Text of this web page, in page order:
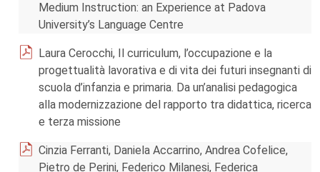
Medium Instruction: an Experience at Padova
University’s Language Centre
Laura Cerocchi, Il curriculum, l’occupazione e la
progettualità lavorativa e di vita dei futuri insegnanti di
scuola d’infanzia e primaria. Da un’analisi pedagogica
alla modernizzazione del rapporto tra didattica, ricerca
e terza missione
Cinzia Ferranti, Daniela Accarrino, Andrea Cofelice,
Pietro de Perini, Federico Milanesi, Federica